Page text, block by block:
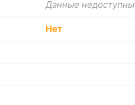
Данные недоступны
Нет